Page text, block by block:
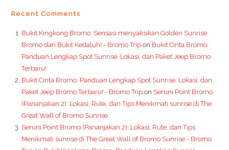
Recent Comments
Bukit Kingkong Bromo: Sensasi menyaksikan Golden Sunrise
Bromo dari Bukit Kedaluh! - Bromo Trip on Bukit Cinta Bromo:
Panduan Lengkap Spot Sunrise, Lokasi, dan Paket Jeep Bromo
Terbaru!
Bukit Cinta Bromo: Panduan Lengkap Spot Sunrise, Lokasi, dan
Paket Jeep Bromo Terbaru! - Bromo Trip on Seruni Point Bromo
(Pananjakan 2): Lokasi, Rute, dan Tips Menikmati sunrise di The
Great Wall of Bromo Sunrise
Seruni Point Bromo (Pananjakan 2): Lokasi, Rute, dan Tips
Menikmati sunrise di The Great Wall of Bromo Sunrise - Bromo